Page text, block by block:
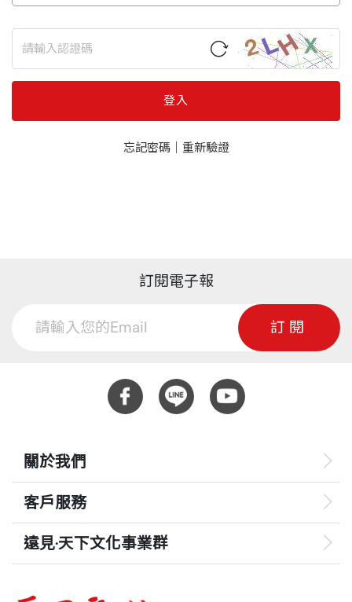
登入
忘記密碼｜ 重新驗證
訂閱電子報
訂閱
關於我們
客戶服務
遠見‧天下文化事業群